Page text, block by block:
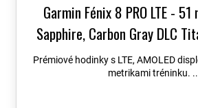
Garmin Fénix 8 PRO LTE - 51
Sapphire, Carbon Gray DLC
Chestnut koženým řemínkem
možnost výměny do 90 dní +
Prémiové hodinky s LTE, AMOLED
metrikami tréninku.